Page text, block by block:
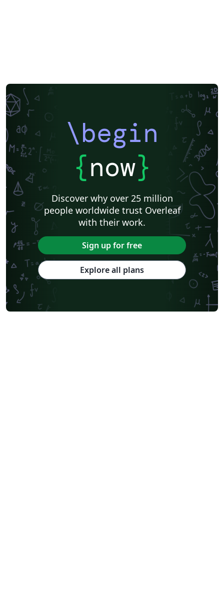
\begin
{now}
Discover why over 25 million
people worldwide trust Overleaf
with their work.
Sign up for free
Explore all plans